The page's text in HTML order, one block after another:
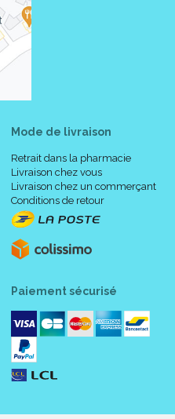
Mode de livraison
Retrait dans la pharmacie
Livraison chez vous
Livraison chez un commerçant
Conditions de retour
Paiement sécurisé